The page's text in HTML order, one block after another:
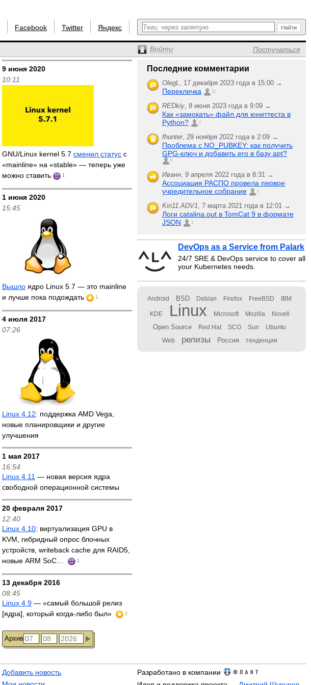
Facebook Twitter Яндекс
Войти Постучаться
9 июня 2020
10:11
GNU/Linux kernel 5.7сменил статус с
«mainline» на «stable» — теперь уже
можно ставить
1
1 июня 2020
15:45
Вышло ядро Linux 5.7 — это mainline
и лучше пока подождать
1
4 июля 2017
07:26
Linux 4.12: поддержка AMD Vega,
новые планировщики и другие
улучшения
1 мая 2017
16:54
Linux 4.11 — новая версия ядра
свободной операционной системы
20 февраля 2017
12:40
Linux 4.10: виртуализация GPU в
KVM, гибридный опрос блочных
устройств, writeback cache для RAID5,
новые ARM SoC…
1
13 декабря 2016
08:45
Linux 4.9 — «самый большой релиз
[ядра], который когда-либо был»
2
Архив
Последние комментарии
OlegL, 17 декабря 2023 года в 15:00 →
Перекличка 21
REDkiy, 8 июня 2023 года в 9:09 →
Как «замокать» файл для юниттеста в
Python?
2
fhunter, 29 ноября 2022 года в 2:09 →
Проблема с NO_PUBKEY: как получить
GPG-ключ и добавить его в базу apt?
6
Иванн, 9 апреля 2022 года в 8:31 →
Ассоциация РАСПО провела первое
учредительное собрание
1
Kiri11.ADV1, 7 марта 2021 года в 12:01 →
Логи catalina.out в TomCat 9 в формате
JSON
1
DevOps as a Service from Palark
24/7 SRE & DevOps service to cover all
your Kubernetes needs.
Android BSD Debian Firefox FreeBSD IBM
KDE Linux Microsoft Mozilla Novell
Open Source Red Hat SCO Sun Ubuntu
Web релизы Россия тенденции
Добавить новость
Разработано в компании